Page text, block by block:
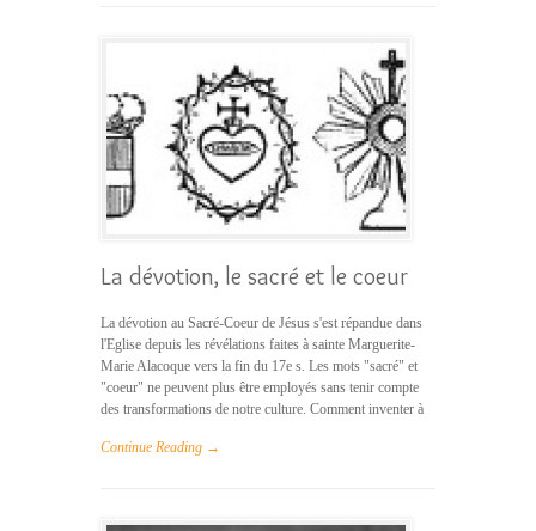
La dévotion, le sacré et le coeur
La dévotion au Sacré-Coeur de Jésus s'est répandue dans
l'Eglise depuis les révélations faites à sainte Marguerite-
Marie Alacoque vers la fin du 17e s. Les mots "sacré" et
"coeur" ne peuvent plus être employés sans tenir compte
des transformations de notre culture. Comment inventer à
Continue Reading →